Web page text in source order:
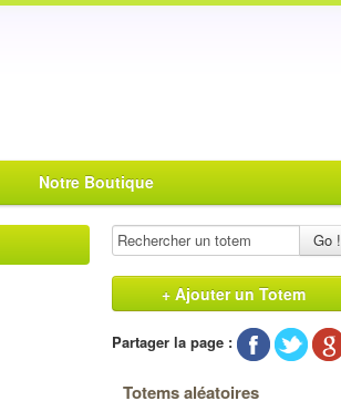
Notre Boutique
Go !
+ Ajouter un Totem
Partager la page :
Totems aléatoires